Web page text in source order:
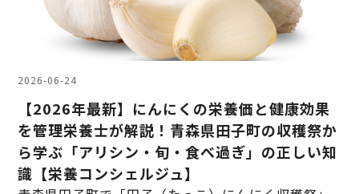
2026-06-24
【2026年最新】にんにくの栄養価と健康効果
を管理栄養士が解説！青森県田子町の収穫祭か
ら学ぶ「アリシン・旬・食べ過ぎ」の正しい知
識【栄養コンシェルジュ】